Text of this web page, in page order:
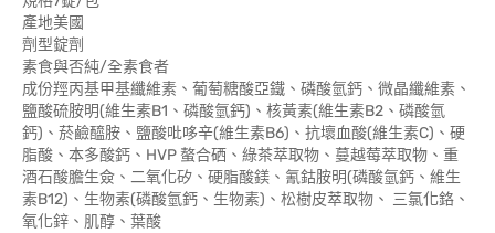
產地美國
劑型錠劑
素食與否純/全素食者
成份羥丙基甲基纖維素、葡萄糖酸亞鐵、磷酸氫鈣、微晶纖維素、
鹽酸硫胺明(維生素B1、磷酸氫鈣)、核黃素(維生素B2、磷酸氫
鈣)、菸鹼醯胺、鹽酸吡哆辛(維生素B6)、抗壞血酸(維生素C)、硬
脂酸、本多酸鈣、HVP 螯合硒、綠茶萃取物、蔓越莓萃取物、重
酒石酸膽生僉、二氧化矽、硬脂酸鎂、氰鈷胺明(磷酸氫鈣、維生
素B12)、生物素(磷酸氫鈣、生物素)、松樹皮萃取物、 三氯化鉻、
氧化鋅、肌醇、葉酸